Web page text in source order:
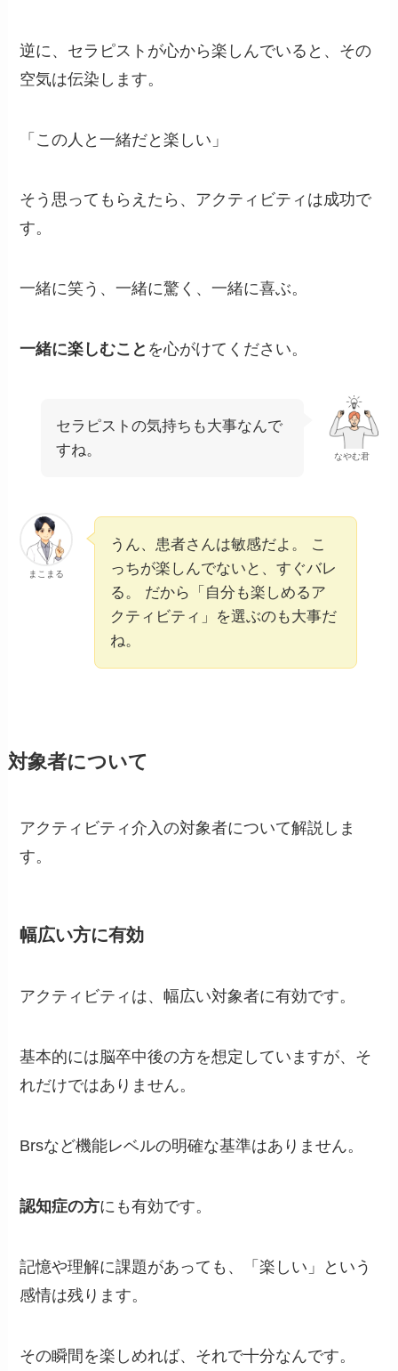
逆に、セラピストが心から楽しんでいると、その
空気は伝染します。
「この人と一緒だと楽しい」
そう思ってもらえたら、アクティビティは成功で
す。
一緒に笑う、一緒に驚く、一緒に喜ぶ。
一緒に楽しむこと を心がけてください。
なやむ君
セラピストの気持ちも大事なんで
すね。
まこまる
うん、患者さんは敏感だよ。 こ
っちが楽しんでないと、すぐバレ
る。 だから「自分も楽しめるア
クティビティ」を選ぶのも大事だ
ね。
対象者について
アクティビティ介入の対象者について解説しま
す。
幅広い方に有効
アクティビティは、幅広い対象者に有効です。
基本的には脳卒中後の方を想定していますが、そ
れだけではありません。
Brsなど機能レベルの明確な基準はありません。
認知症の方にも有効です。
記憶や理解に課題があっても、「楽しい」という
感情は残ります。
その瞬間を楽しめれば、それで十分なんです。